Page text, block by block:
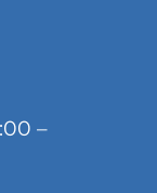
–